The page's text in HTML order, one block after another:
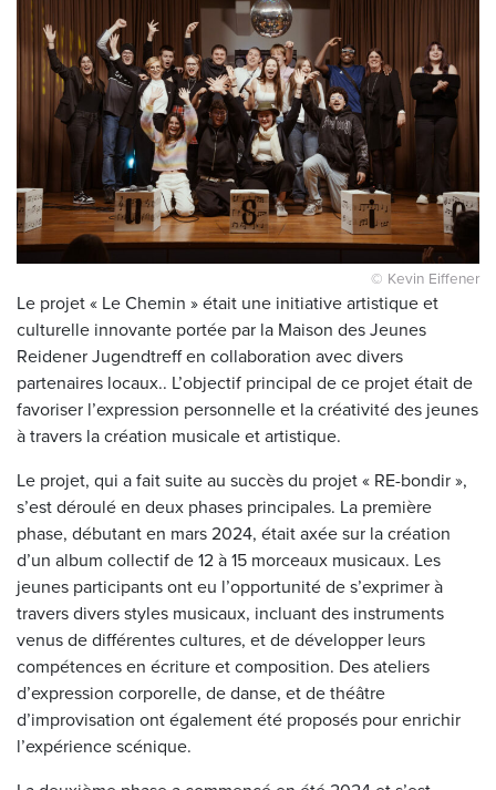
© Kevin Eiffener
Le projet « Le Chemin » était une initiative artistique et
culturelle innovante portée par la Maison des Jeunes
Reidener Jugendtreff en collaboration avec divers
partenaires locaux.. L’objectif principal de ce projet était de
favoriser l’expression personnelle et la créativité des jeunes
à travers la création musicale et artistique.
Le projet, qui a fait suite au succès du projet « RE-bondir »,
s’est déroulé en deux phases principales. La première
phase, débutant en mars 2024, était axée sur la création
d’un album collectif de 12 à 15 morceaux musicaux. Les
jeunes participants ont eu l’opportunité de s’exprimer à
travers divers styles musicaux, incluant des instruments
venus de différentes cultures, et de développer leurs
compétences en écriture et composition. Des ateliers
d’expression corporelle, de danse, et de théâtre
d’improvisation ont également été proposés pour enrichir
l’expérience scénique.